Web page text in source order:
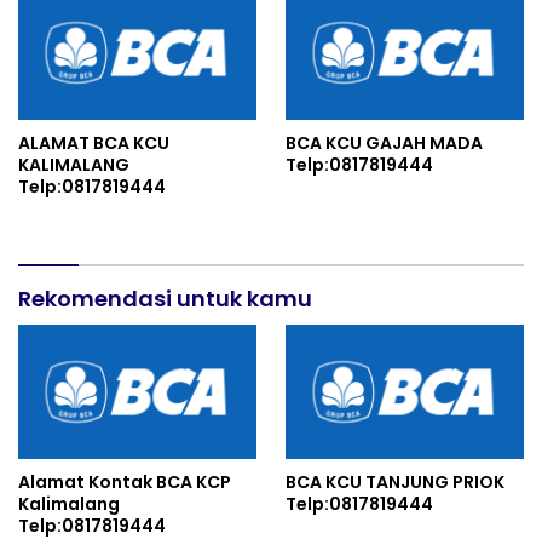
ALAMAT BCA KCU
KALIMALANG
Telp:0817819444
BCA KCU GAJAH MADA
Telp:0817819444
Rekomendasi untuk kamu
Alamat Kontak BCA KCP
Kalimalang
Telp:0817819444
BCA KCU TANJUNG PRIOK
Telp:0817819444